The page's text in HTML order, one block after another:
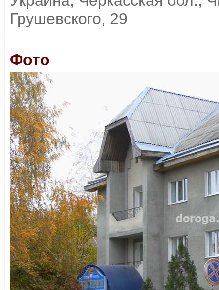
Грушевского, 29
Фото